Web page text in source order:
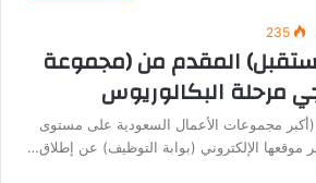
235
المقدم من (مجموعة
مرحلة البكالوريوس
(أكبر مجموعات الأعمال السعودية على مستوى
موقعها الإلكتروني (بوابة التوظيف) عن إطلاق…